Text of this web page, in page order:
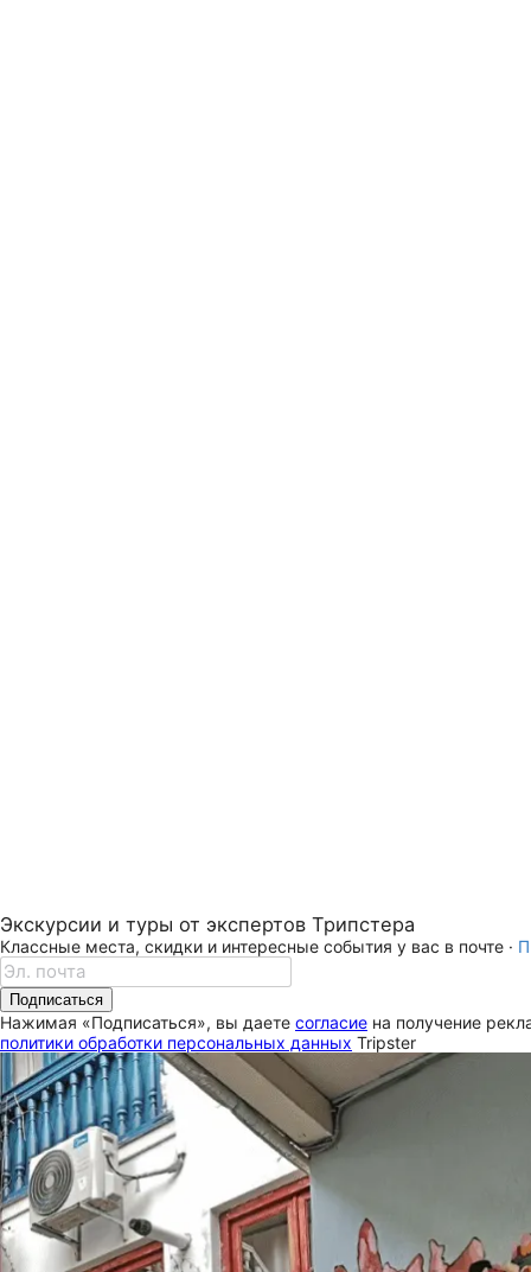
Экскурсии и туры от экспертов Трипстера
Классные места, скидки и интересные события у вас в почте ·
Подписаться
Нажимая «Подписаться», вы даете согласие на получение
политики обработки персональных данных Tripster